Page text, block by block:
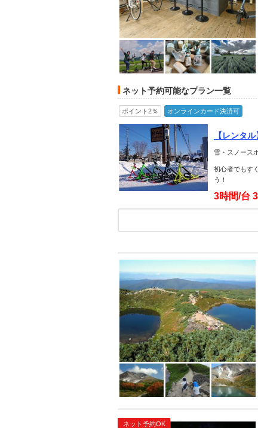
ネット予約可能なプラン一覧
ポイント2％ オンラインカード決済可
【レンタ
雪・スノース
初心者でもす
う！
3時間/台
ネット予約OK